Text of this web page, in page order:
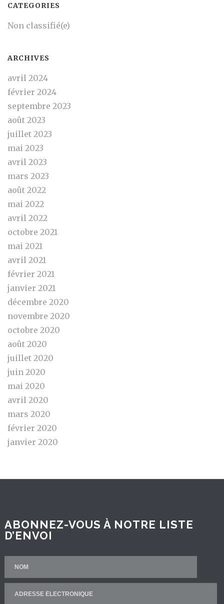
CATEGORIES
Non classifié(e)
ARCHIVES
avril 2024
février 2024
septembre 2023
août 2023
juillet 2023
mai 2023
avril 2023
mars 2023
août 2022
mai 2022
avril 2022
octobre 2021
mai 2021
avril 2021
février 2021
janvier 2021
décembre 2020
novembre 2020
octobre 2020
août 2020
juillet 2020
juin 2020
mai 2020
avril 2020
mars 2020
février 2020
janvier 2020
ABONNEZ-VOUS À NOTRE LISTE
D’ENVOI